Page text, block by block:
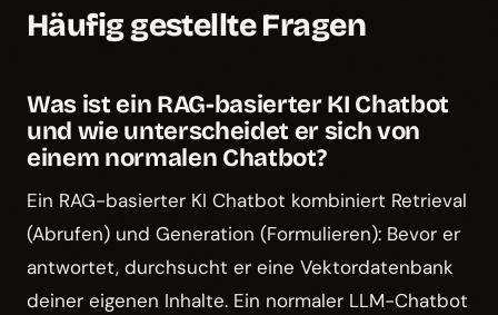
Häufig gestellte Fragen
Was ist ein RAG-basierter KI Chatbot
und wie unterscheidet er sich von
einem normalen Chatbot?
Ein RAG-basierter KI Chatbot kombiniert Retrieval
(Abrufen) und Generation (Formulieren): Bevor er
antwortet, durchsucht er eine Vektordatenbank
deiner eigenen Inhalte. Ein normaler LLM-Chatbot